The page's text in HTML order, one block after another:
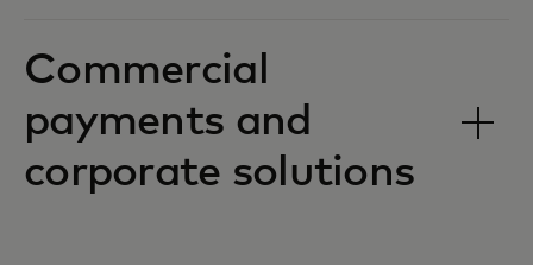
Commercial
payments and
corporate solutions